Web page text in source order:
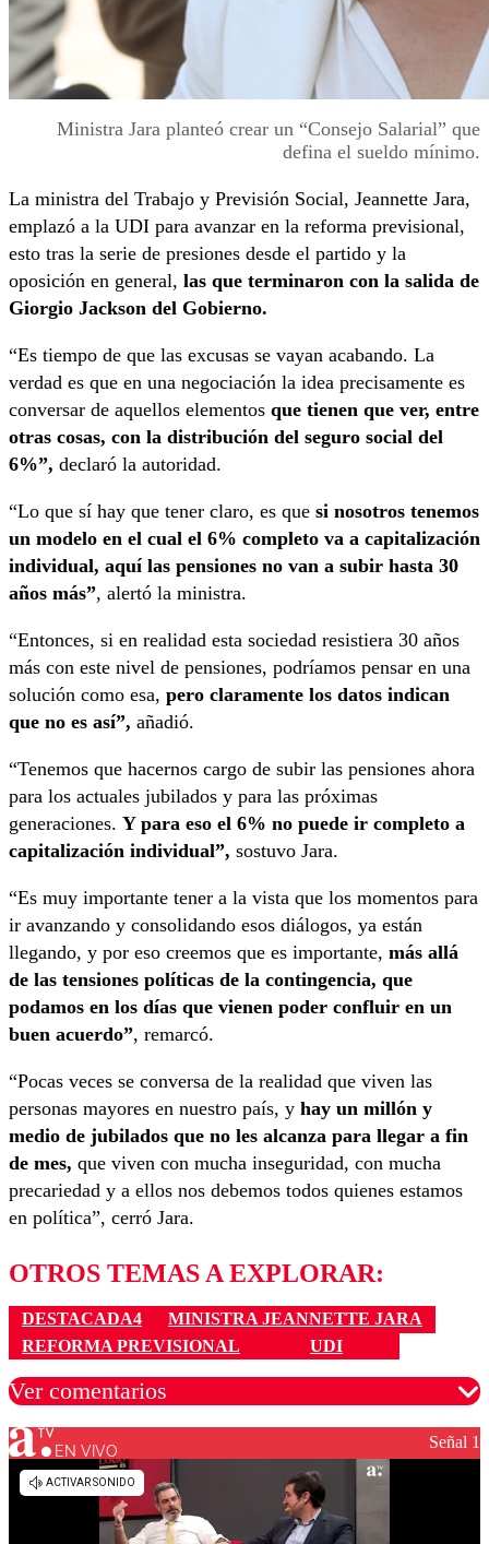
Ministra Jara planteó crear un “Consejo Salarial” que
defina el sueldo mínimo.
La ministra del Trabajo y Previsión Social, Jeannette Jara,
emplazó a la UDI para avanzar en la reforma previsional,
esto tras la serie de presiones desde el partido y la
oposición en general, las que terminaron con la salida de
Giorgio Jackson del Gobierno.
“Es tiempo de que las excusas se vayan acabando. La
verdad es que en una negociación la idea precisamente es
conversar de aquellos elementos que tienen que ver, entre
otras cosas, con la distribución del seguro social del
6%”, declaró la autoridad.
“Lo que sí hay que tener claro, es que si nosotros tenemos
un modelo en el cual el 6% completo va a capitalización
individual, aquí las pensiones no van a subir hasta 30
años más”, alertó la ministra.
“Entonces, si en realidad esta sociedad resistiera 30 años
más con este nivel de pensiones, podríamos pensar en una
solución como esa, pero claramente los datos indican
que no es así”, añadió.
“Tenemos que hacernos cargo de subir las pensiones ahora
para los actuales jubilados y para las próximas
generaciones. Y para eso el 6% no puede ir completo a
capitalización individual”, sostuvo Jara.
“Es muy importante tener a la vista que los momentos para
ir avanzando y consolidando esos diálogos, ya están
llegando, y por eso creemos que es importante, más allá
de las tensiones políticas de la contingencia, que
podamos en los días que vienen poder confluir en un
buen acuerdo”, remarcó.
“Pocas veces se conversa de la realidad que viven las
personas mayores en nuestro país, y hay un millón y
medio de jubilados que no les alcanza para llegar a fin
de mes, que viven con mucha inseguridad, con mucha
precariedad y a ellos nos debemos todos quienes estamos
en política”, cerró Jara.
OTROS TEMAS A EXPLORAR:
DESTACADA4
MINISTRA JEANNETTE JARA
REFORMA PREVISIONAL
UDI
Ver comentarios
Los comentarios son moderados para garantizar un
diálogo respetuoso.
EN VIVO Señal 1